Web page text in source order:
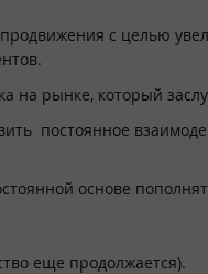
с целью
на рынке, который
постоянное
основе
еще продолжается).